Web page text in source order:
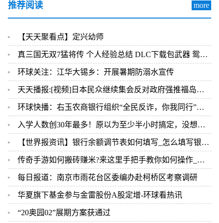
推荐阅读 more
【天天聚看点】定兴幼师
真三国无双7猛将传 个人经验总结 DLC下载包武器 鸳鸯钺
环球关注：江华大锡乡：开展暑期防溺水宣传
天天播报:[视频]日本民众继续集会反对政府强推福岛核污染水排海
环球快播：右玉农商银行组织“全民反诈，你我同行”主题宣传活动
入学人数创30年最多！原以为至少半小时搞定，没想到……小学新生入学今天现场核验，很多家长直呼太意外 今热点
【世界报资讯】银行余额调节表如何填写_怎么填写银行余额调节表
传奇手游如何搬砖赚米?来这里手把手教你如何操作_当前速看
每日报道：南京市雨花台区委编办赴柯桥区考察调研
华夏旗下基金参与金雷股份A股定增-环球看热讯
“20奥园02”展期方案获通过